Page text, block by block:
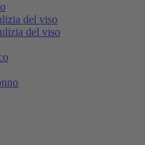
del viso
del viso